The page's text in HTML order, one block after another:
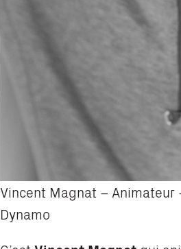
Vincent Magnat –
Dynamo